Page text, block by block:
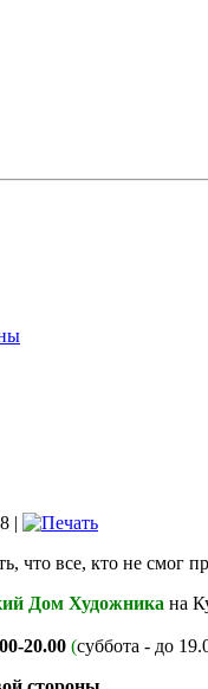
|
что все, кто не смог
Дом Художника на
20.00 (суббота - до